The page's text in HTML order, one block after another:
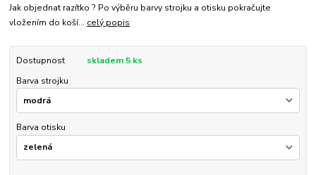
Jak objednat razítko ? Po výběru barvy strojku a otisku pokračujte
vložením do koší... celý popis
Dostupnost
skladem 5 ks
Barva strojku
Barva otisku